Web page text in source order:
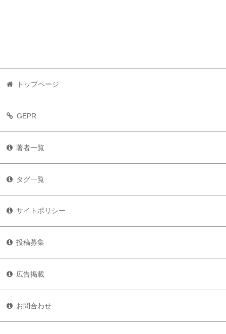
トップページ
GEPR
著者一覧
タグ一覧
サイトポリシー
投稿募集
広告掲載
お問合わせ